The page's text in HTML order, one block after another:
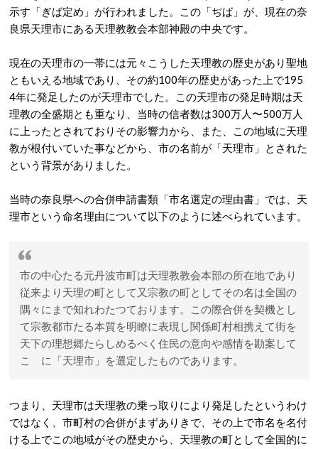
示す「ぎば定め」が行われました。この「ぢば」が、現在の奈
良県天理市にある天理教教会本部神殿の中央です。
現在の天理市の一帯には元々こうした天理教の歴史があり聖地
ともいえる地域であり、その約100年の歴史があった上で195
4年に発足したのが天理市でした。この天理市の発足時期は天
理教の全盛期とも重なり、当時の信者数は300万人〜500万人
に上ったとされておりその影響力から、また、この地域に天理
教が根付いていた事などから、市の名前が「天理市」とされた
という背景がありました。
当時の奈良県への合併申請書類「市名選定の理由書」では、天
理市という命名理由について以下のように述べられています。
市の中心たる元丹波市町は天理教教会本部の所在地であり
従来より天理の町として又宗教の町としてその名は全国の
隅々にまで知れわたつております。この際合併を契機とし
て宗教都市たる本質を明瞭に表現し関係町村相携えて街を
天下の理想郷たらしめるべく住民の意向や感情を勘案して
こゝに「天理市」を選定したものであります。
つまり、天理市は天理教の乗っ取りにより発足したというわけ
ではなく、市町村の合併がまずありきで、その上で市名を名付
ける上でこの地域がその歴史から、天理教の町として全国的に